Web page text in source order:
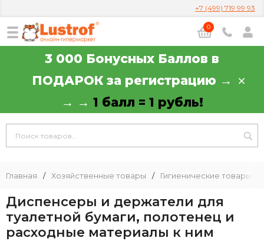
+7 (499) 719 99 93
0
3 000 Бонусных Баллов в
ПОДАРОК за регистрацию →
→ → 1 балл = 1 рубль!
Главная / Хозяйственные товары / Гигиенические товары
Диспенсеры и держатели для
туалетной бумаги, полотенец и
расходные материалы к ним